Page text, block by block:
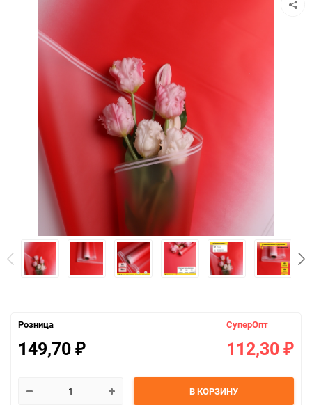
Розница
149,70 ₽
СуперОпт
112,30 ₽
В КОРЗИНУ